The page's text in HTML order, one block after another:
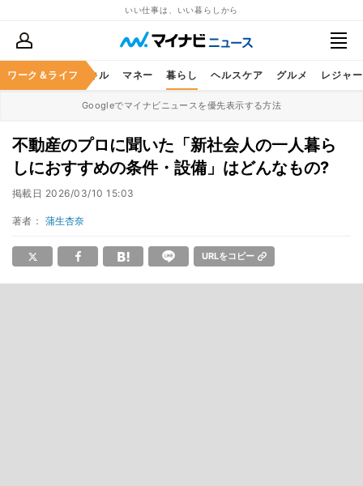
いい仕事は、いい暮らしから
ワーク＆ライフ
ア ビジネススキル マネー 暮らし ヘルスケア グルメ レジャー
Googleでマイナビニュースを優先表示する方法
不動産のプロに聞いた「新社会人の一人暮ら
しにおすすめの条件・設備」はどんなもの?
掲載日 2026/03/10 15:03
著者： 蒲生杏奈
URLをコピー